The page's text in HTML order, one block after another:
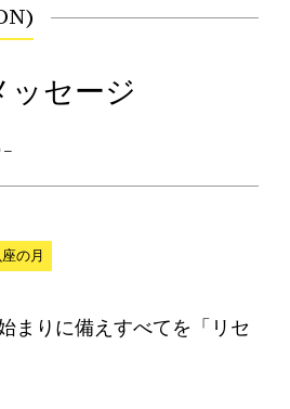
ッセージ
–
の月
まりに備えすべてを「リセ